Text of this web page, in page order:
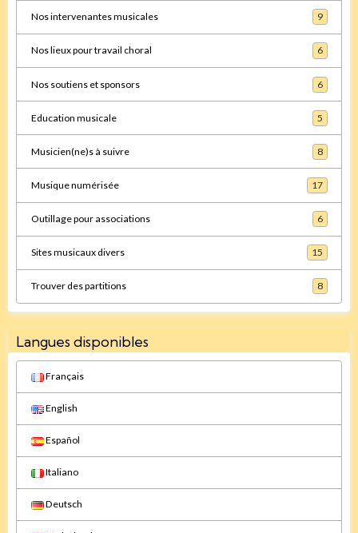
Nos intervenantes musicales 9
Nos lieux pour travail choral 6
Nos soutiens et sponsors 6
Education musicale 5
Musicien(ne)s à suivre 8
Musique numérisée 17
Outillage pour associations 6
Sites musicaux divers 15
Trouver des partitions 8
Langues disponibles
Français
English
Español
Italiano
Deutsch